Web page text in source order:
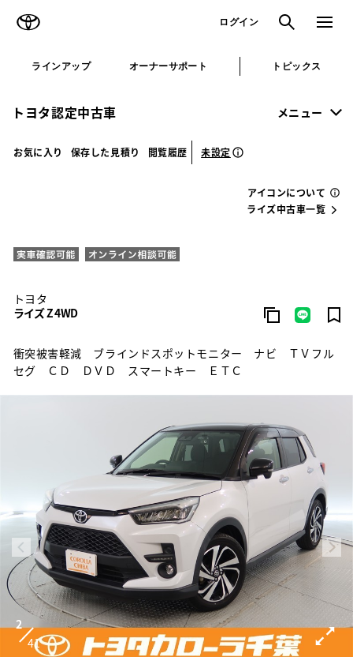
ログイン 検索 メニュ
ラインアップ オーナーサポート トピックス
トヨタ認定中古車 メニュー
お気に入り 保存した見積り 閲覧履歴 未設定
アイコンについて
ライズ中古車一覧
トヨタ
ライズ Z 4WD
衝突被害軽減 ブラインドスポットモニター ナビ ＴＶフル
セグ ＣＤ ＤＶＤ スマートキー ＥＴＣ
2
41